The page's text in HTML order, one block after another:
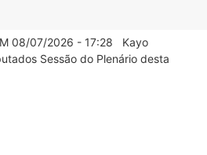
08/07/2026 - 17:28 Kayo
Sessão do Plenário desta